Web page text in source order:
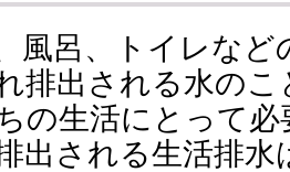
風呂、トイレなど
排出される水の
の生活にとって
出される生活排